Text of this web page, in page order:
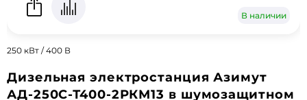
В наличии
250 кВт / 400 В
Дизельная электростанция Азимут
АД-250С-Т400-2РКМ13 в шумозащитном